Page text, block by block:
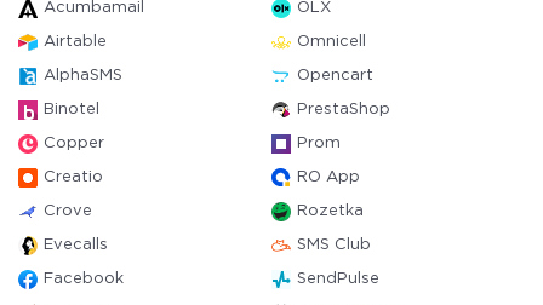
Acumbamail OLX
Airtable Omnicell
AlphaSMS Opencart
Binotel PrestaShop
Copper Prom
Creatio RO App
Crove Rozetka
Evecalls SMS Club
Facebook SendPulse